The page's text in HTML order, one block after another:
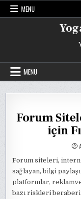
Skip
MENU
MENU
Forum
için
Forum siteleri,
sağlayan, bilgi
platformlar,
bazı riskleri